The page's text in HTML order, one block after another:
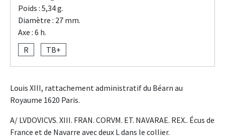
Poids : 5,34 g.
Diamètre : 27 mm.
Axe : 6 h.
R
TB+
Louis XIII, rattachement administratif du Béarn au
Royaume 1620 Paris.
A/ LVDOVICVS. XIII. FRAN. CORVM. ET. NAVARAE. REX.. Écus de
France et de Navarre avec deux L dans le collier.